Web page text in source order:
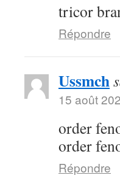
tricor
Répondre
Ussmch
15 août
order
order
Répondre